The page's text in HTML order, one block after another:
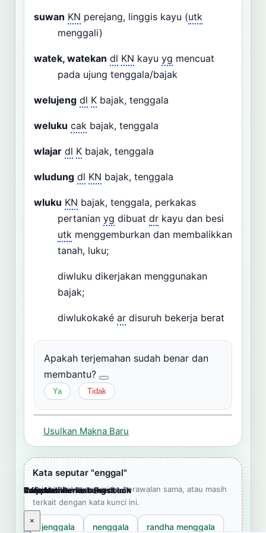
suwan KN perejang, linggis kayu (utk
menggali)
watek, watekan dl KN kayu yg mencuat
pada ujung tenggala/bajak
welujeng dl K bajak, tenggala
weluku cak bajak, tenggala
wlajar dl K bajak, tenggala
wludung dl KN bajak, tenggala
wluku KN bajak, tenggala, perkakas
pertanian yg dibuat dr kayu dan besi
utk menggemburkan dan membalikkan
tanah, luku;
diwluku dikerjakan menggunakan
bajak;
diwlukokaké ar disuruh bekerja berat
Apakah terjemahan sudah benar dan
membantu?
Ya Tidak
Usulkan Makna Baru
Cara Memberikan Feedback
×
Lampiran
×
Referensi Pendukung
×
Informasi
×
Terjemahkan ke bahasa lain
×
Kata seputar "enggal"
Jelajahi kata yang mirip, berawalan sama, atau masih
terkait dengan kata kunci ini.
jenggala nenggala randha menggala